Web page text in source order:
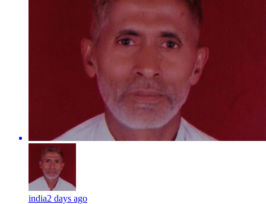
india2 days ago